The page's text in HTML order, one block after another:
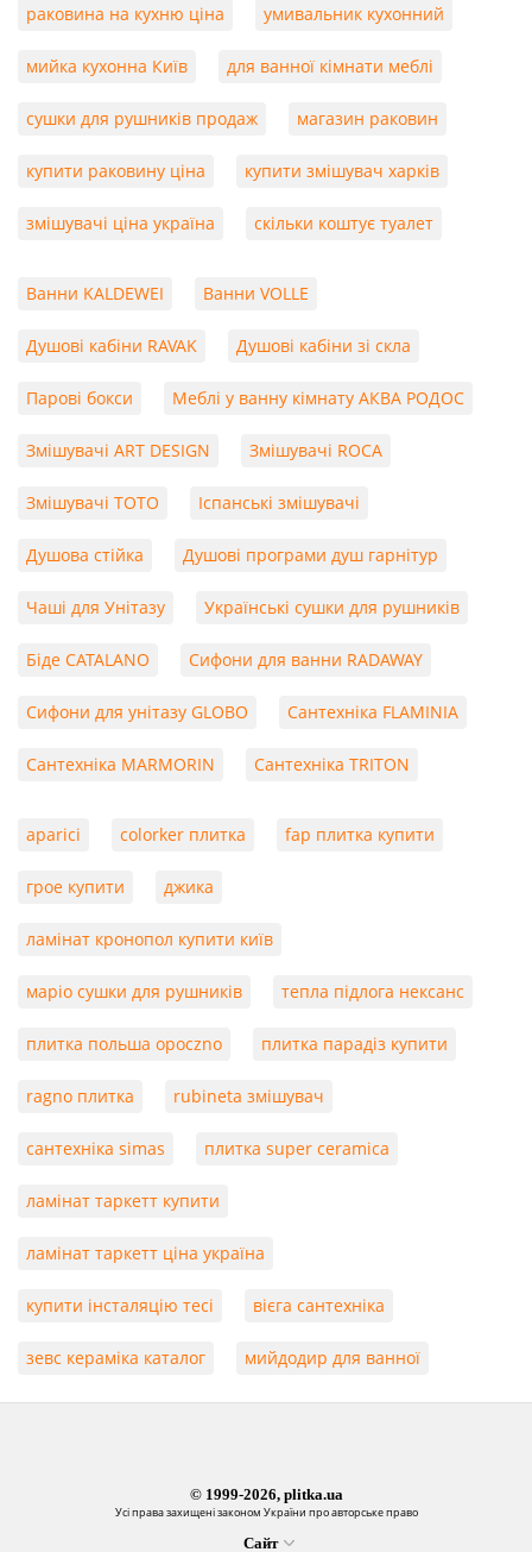
раковина на кухню ціна умивальник кухонний
мийка кухонна Київ для ванної кімнати меблі
сушки для рушників продаж магазин раковин
купити раковину ціна купити змішувач харків
змішувачі ціна україна скільки коштує туалет
Ванни KALDEWEI Ванни VOLLE
Душові кабіни RAVAK Душові кабіни зі скла
Парові бокси Меблі у ванну кімнату АКВА РОДОС
Змішувачі ART DESIGN Змішувачі ROCA
Змішувачі TOTO Іспанські змішувачі
Душова стійка Душові програми душ гарнітур
Чаші для Унітазу Українські сушки для рушників
Біде CATALANO Сифони для ванни RADAWAY
Сифони для унітазу GLOBO Сантехніка FLAMINIA
Сантехніка MARMORIN Сантехніка TRITON
aparici colorker плитка fap плитка купити
грое купити джика
ламінат кронопол купити київ
маріо сушки для рушників тепла підлога нексанс
плитка польша opoczno плитка парадіз купити
ragno плитка rubineta змішувач
сантехніка simas плитка super ceramica
ламінат таркетт купити
ламінат таркетт ціна україна
купити інсталяцію тесі вієга сантехніка
зевс кераміка каталог мийдодир для ванної
© 1999-2026, plitka.ua
Усі права захищені законом України про авторське право
Сайт